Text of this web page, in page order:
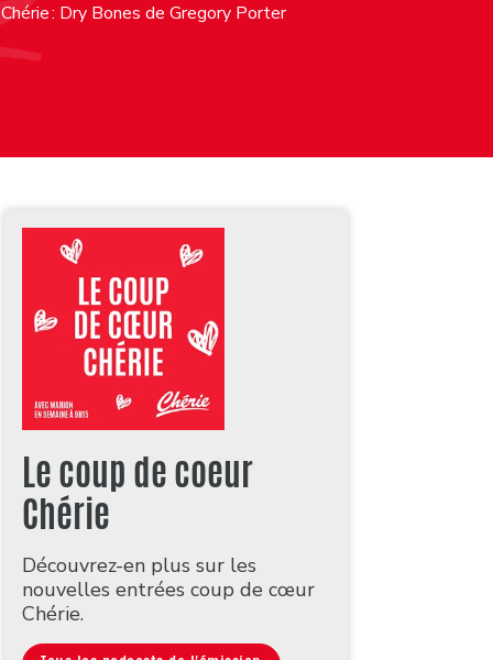
: Dry Bones de Gregory Porter
Le coup de coeur
Chérie
Découvrez-en plus sur les
nouvelles entrées coup de cœur
Chérie.